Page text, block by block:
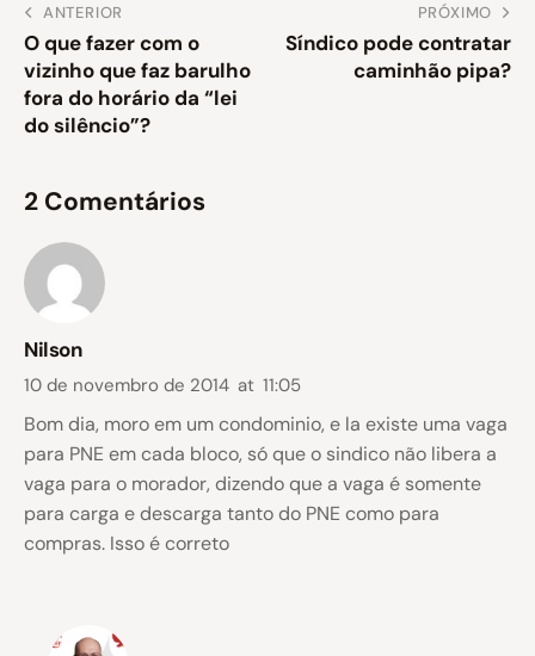
ANTERIOR
O que fazer com o
vizinho que faz barulho
fora do horário da “lei
do silêncio”?
PRÓXIMO
Síndico pode contratar
caminhão pipa?
2 Comentários
Nilson
10 de novembro de 2014 at 11:05
Bom dia, moro em um condominio, e la existe uma vaga
para PNE em cada bloco, só que o sindico não libera a
vaga para o morador, dizendo que a vaga é somente
para carga e descarga tanto do PNE como para
compras. Isso é correto